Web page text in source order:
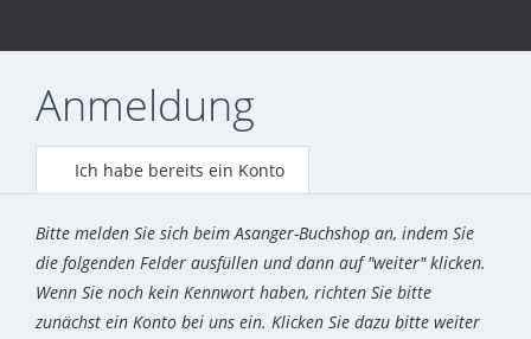
Anmeldung
Ich habe bereits ein Konto
Bitte melden Sie sich beim Asanger-Buchshop an, indem Sie
die folgenden Felder ausfüllen und dann auf "weiter" klicken.
Wenn Sie noch kein Kennwort haben, richten Sie bitte
zunächst ein Konto bei uns ein. Klicken Sie dazu bitte weiter